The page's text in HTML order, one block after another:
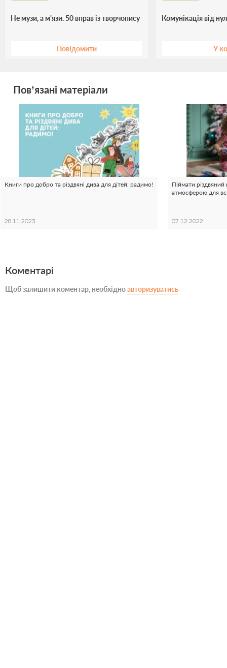
Не музи, а м'язи. 50 вправ із творчопису
Повідомити
Комунікація від
У
Пов’язані матеріали
Книги про добро та різдвяні дива для дітей: радимо!
28.11.2023
Піймати різдвяний
атмосферою для
07.12.2022
Коментарі
Щоб залишити коментар, необхідноавторизуватись